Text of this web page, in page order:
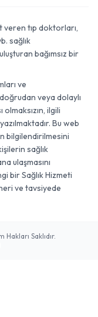
tıp doktorları,
sağlık
bağımsız bir
ve
veya dolaylı
ilgili
Bu web
bilgilendirilmesini
sağlık
ulaşmasını
bir Sağlık Hizmeti
ve tavsiyede
Saklıdır.